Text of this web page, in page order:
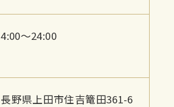
4:00〜24:00
長野県上田市住吉篭田361-6